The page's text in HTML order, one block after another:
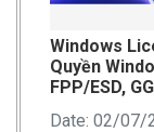
Windows
Quyền
FPP/ESD,
Date: 02/07/